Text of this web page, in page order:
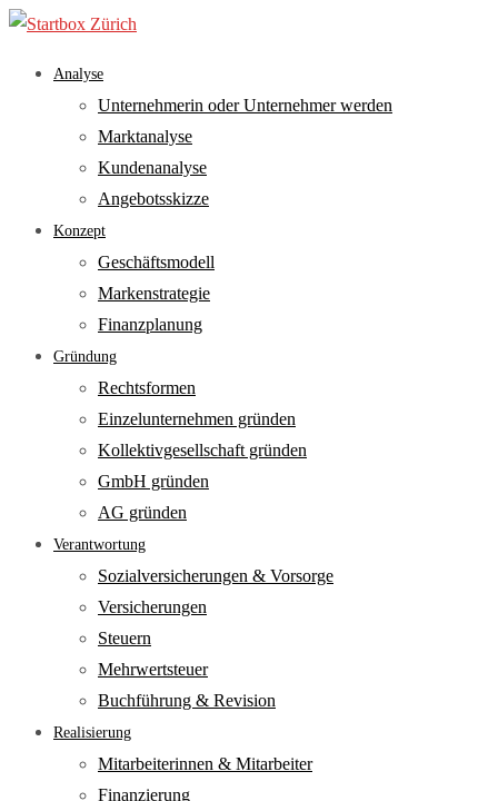
Skip
content
search
Menu Analyse
Unternehmerin oder Unternehmer werden
Marktanalyse
Kundenanalyse
Angebotsskizze
Konzept
Geschäftsmodell
Markenstrategie
Finanzplanung
Gründung
Rechtsformen
Einzelunternehmen gründen
Kollektivgesellschaft gründen
GmbH gründen
AG gründen
Verantwortung
Sozialversicherungen & Vorsorge
Versicherungen
Steuern
Mehrwertsteuer
Buchführung & Revision
Realisierung
Mitarbeiterinnen & Mitarbeiter
Finanzierung